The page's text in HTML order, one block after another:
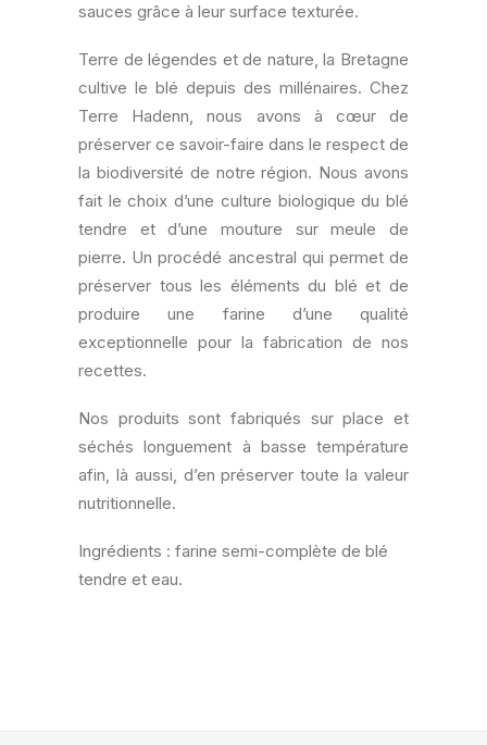
sauces grâce à leur surface texturée.
Terre de légendes et de nature, la Bretagne
cultive le blé depuis des millénaires. Chez
Terre Hadenn, nous avons à cœur de
préserver ce savoir-faire dans le respect de
la biodiversité de notre région. Nous avons
fait le choix d’une culture biologique du blé
tendre et d’une mouture sur meule de
pierre. Un procédé ancestral qui permet de
préserver tous les éléments du blé et de
produire une farine d’une qualité
exceptionnelle pour la fabrication de nos
recettes.
Nos produits sont fabriqués sur place et
séchés longuement à basse température
afin, là aussi, d’en préserver toute la valeur
nutritionnelle.
Ingrédients : farine semi-complète de blé
tendre et eau.